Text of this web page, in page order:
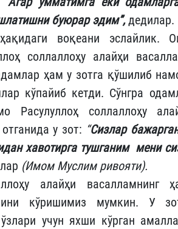
буюрар эдим”,дедилар.
воқеани эслайлик.
соллаллоҳу алайҳи
ҳам у зотга қўшилиб
кўпайиб кетди. Сўнгра
Расулуллоҳ соллаллоҳу
у зот: “Сизлар
хавотирга тушганим мени
(Имом Муслим ривояти).
алайҳи васалламнинг
кўришимиз мумкин. У
учун яхши кўрган